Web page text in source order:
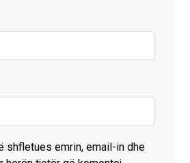
shfletues emrin, email-in dhe